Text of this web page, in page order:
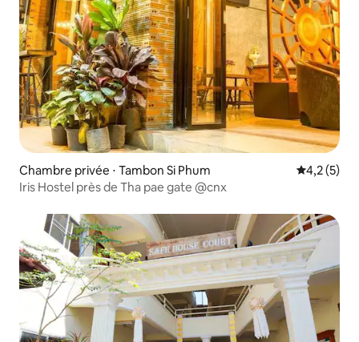
Chambre privée ⋅ Tambon Si Phum Évaluation
4,2 (5)
Iris Hostel près de Tha pae gate @cnx